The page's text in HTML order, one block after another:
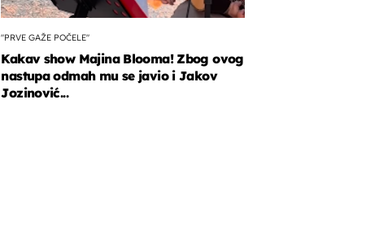
"PRVE GAŽE POČELE"
Kakav show Majina Blooma! Zbog ovog
nastupa odmah mu se javio i Jakov
Jozinović...